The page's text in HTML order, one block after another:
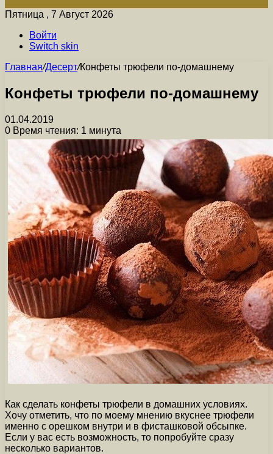
Пятница , 7 Август 2026
Войти
Switch skin
Главная/Десерт/Конфеты трюфели по-домашнему
Конфеты трюфели по-домашнему
01.04.2019
0 Время чтения: 1 минута
Как сделать конфеты трюфели в домашних условиях.
Хочу отметить, что по моему мнению вкуснее трюфели
именно с орешком внутри и в фисташковой обсыпке.
Если у вас есть возможность, то попробуйте сразу
несколько вариантов.